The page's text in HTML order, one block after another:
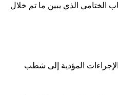
الختامي الذي يبين ما تم خلال
الإجراءات المؤدية إلى شطب